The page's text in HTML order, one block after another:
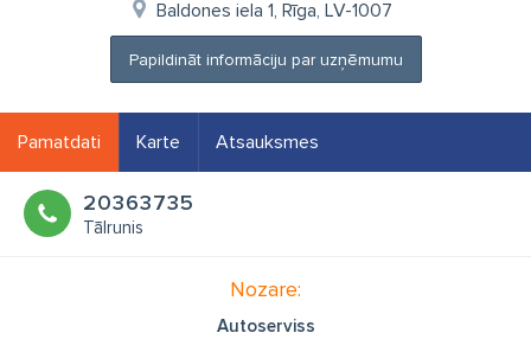
Baldones iela 1, Rīga, LV-1007
Papildināt informāciju par uzņēmumu
Pamatdati Karte Atsauksmes
20363735
Tālrunis
Nozare:
Autoserviss